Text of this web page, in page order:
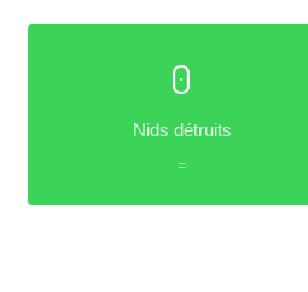
0
Nids détruits
=